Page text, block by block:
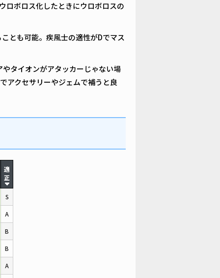
ロボロス化したときにウロボロスの
とも可能。疾風士の適性がDでマス
タイオンがアタッカーじゃない場
アクセサリーやジェムで補うと良
適
正
S
A
B
B
A